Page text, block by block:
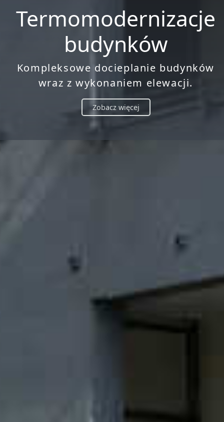
Termomodernizacje
budynków
Kompleksowe docieplanie budynków
wraz z wykonaniem elewacji.
Zobacz więcej